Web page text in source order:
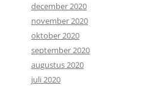
december 2020
november 2020
oktober 2020
september 2020
augustus 2020
juli 2020